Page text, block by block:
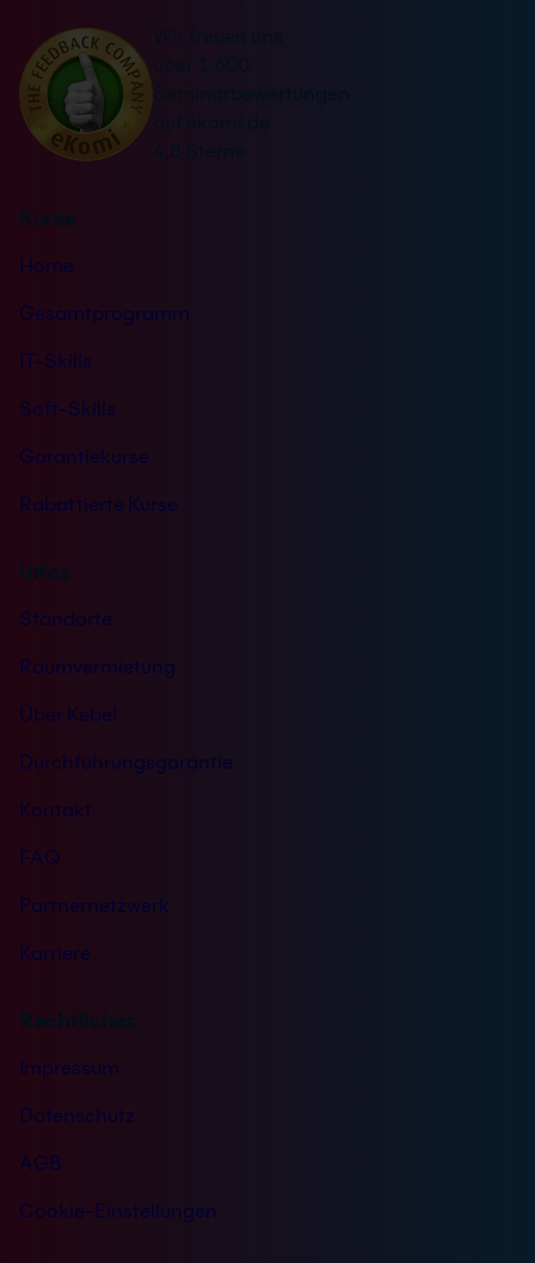
t
ä
n
i
*
i
e
Wir freuen uns
über 1.600
Seminarbewertungen
auf ekomi.de
4,8 Sterne
Kurse
Home
Gesamtprogramm
IT-Skills
Soft-Skills
Garantiekurse
Rabattierte Kurse
Infos
Standorte
Raumvermietung
Über Kebel
Durchführungsgarantie
Kontakt
FAQ
Partnernetzwerk
Karriere
Rechtliches
Impressum
Datenschutz
AGB
Cookie-Einstellungen